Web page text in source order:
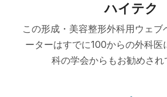
ハイテク
この形成・美容整形外科用ウェブ
ーターはすでに100からの外科医
科の学会からもお勧めされ